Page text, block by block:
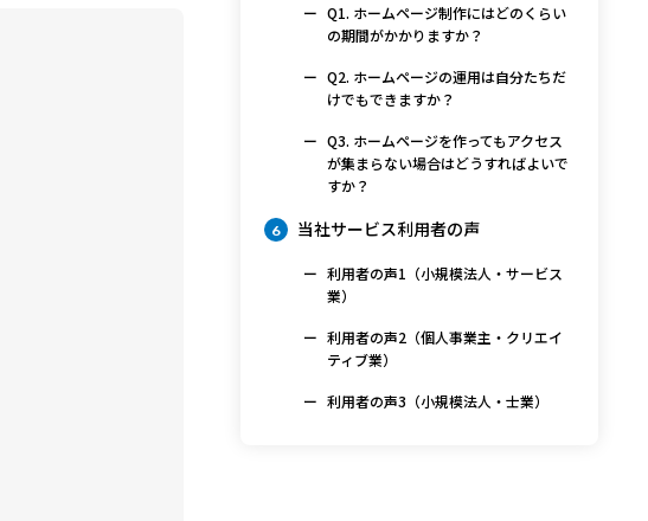
Q1. ホームページ制作にはどのくらい
の期間がかかりますか？
Q2. ホームページの運用は自分たちだ
けでもできますか？
Q3. ホームページを作ってもアクセス
が集まらない場合はどうすればよいで
すか？
6 当社サービス利用者の声
利用者の声1（小規模法人・サービス
業）
利用者の声2（個人事業主・クリエイ
ティブ業）
利用者の声3（小規模法人・士業）